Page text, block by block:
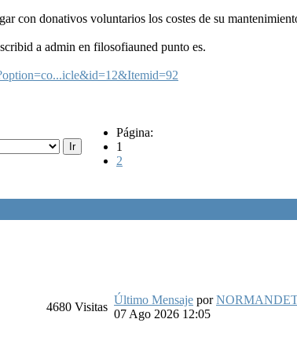
con donativos voluntarios los costes de su
a admin en filosofiauned punto es.
Página:
1
2
4680 Visitas
Último Mensaje por
07 Ago 2026 12:05